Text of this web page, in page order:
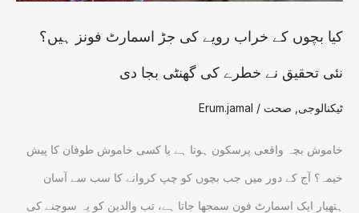
کیا بچوں کے خراب رویے کی جڑ اسمارٹ فونز ہیں؟
نئی تحقیق نے خطرے کی گھنٹی بجا دی
ٹیکنالوجی صحت /
Erum.jamal
خاموش بچہ واقعی پرسکون ہوتا ہے یا کسی خاموش طوفان کا پیش
خیمہ؟ آج کے دور میں جب بچوں کو چپ کروانے کا سب سے آسان
ہتھیار ایک اسمارٹ فون سمجھا جاتا ہے، تب والدین کو یہ سوچنے کی
فونز
تحقیق
نے
خطرے